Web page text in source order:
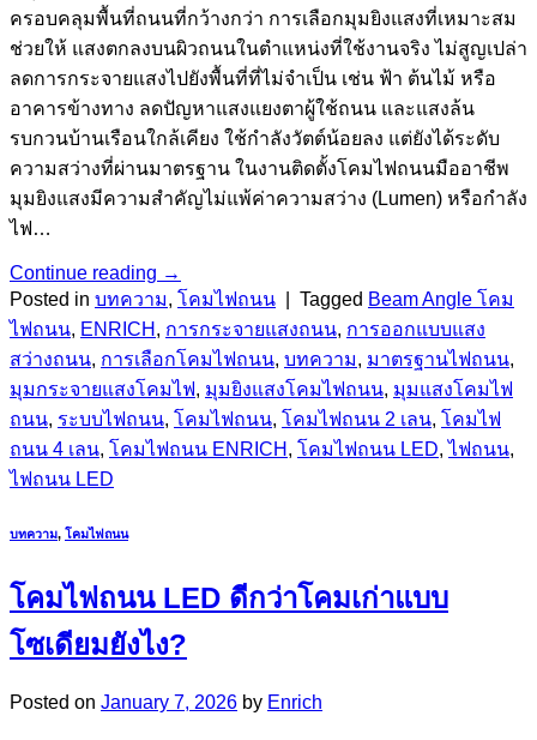
ครอบคลุมพื้นที่ถนนที่กว้างกว่า การเลือกมุมยิงแสงที่เหมาะสม
ช่วยให้ แสงตกลงบนผิวถนนในตำแหน่งที่ใช้งานจริง ไม่สูญเปล่า
ลดการกระจายแสงไปยังพื้นที่ที่ไม่จำเป็น เช่น ฟ้า ต้นไม้ หรือ
อาคารข้างทาง ลดปัญหาแสงแยงตาผู้ใช้ถนน และแสงล้น
รบกวนบ้านเรือนใกล้เคียง ใช้กำลังวัตต์น้อยลง แต่ยังได้ระดับ
ความสว่างที่ผ่านมาตรฐาน ในงานติดตั้งโคมไฟถนนมืออาชีพ
มุมยิงแสงมีความสำคัญไม่แพ้ค่าความสว่าง (Lumen) หรือกำลัง
ไฟ…
Continue reading →
Posted in บทความ, โคมไฟถนน Tagged Beam Angle โคม
ไฟถนน, ENRICH , การกระจายแสงถนน, การออกแบบแสง
สว่างถนน, การเลือกโคมไฟถนน, บทความ, มาตรฐานไฟถนน,
มุมกระจายแสงโคมไฟ, มุมยิงแสงโคมไฟถนน, มุมแสงโคมไฟ
ถนน, ระบบไฟถนน, โคมไฟถนน, โคมไฟถนน 2 เลน, โคมไฟ
ถนน 4 เลน, โคมไฟถนน ENRICH , โคมไฟถนน LED,ไฟถนน,
ไฟถนน LED
บทความ, โคมไฟถนน
โคมไฟถนน LED ดีกว่าโคมเก่าแบบ
โซเดียมยังไง?
Posted on January 7, 2026 by Enrich